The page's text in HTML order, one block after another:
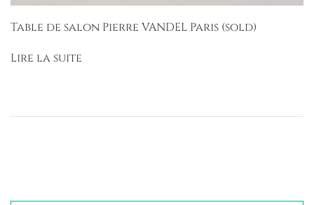
Table de salon Pierre VANDEL Paris (sold)
Lire la suite